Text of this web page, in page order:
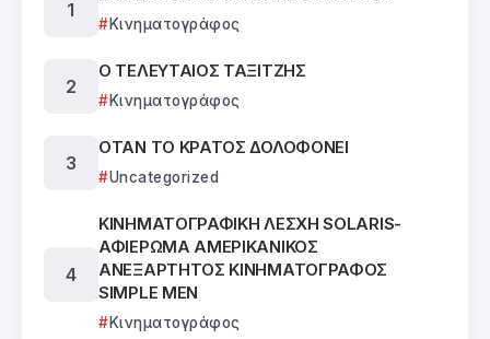
Κινηματογράφος
Ο ΤΕΛΕΥΤΑΙΟΣ ΤΑΞΙΤΖΗΣ
Κινηματογράφος
ΟΤΑΝ ΤΟ ΚΡΑΤΟΣ ΔΟΛΟΦΟΝΕΙ
Uncategorized
ΚΙΝΗΜΑΤΟΓΡΑΦΙΚΗ ΛΕΣΧΗ SOLARIS-
ΑΦΙΕΡΩΜΑ ΑΜΕΡΙΚΑΝΙΚΟΣ
ΑΝΕΞΑΡΤΗΤΟΣ ΚΙΝΗΜΑΤΟΓΡΑΦΟΣ
SIMPLE MEN
Κινηματογράφος